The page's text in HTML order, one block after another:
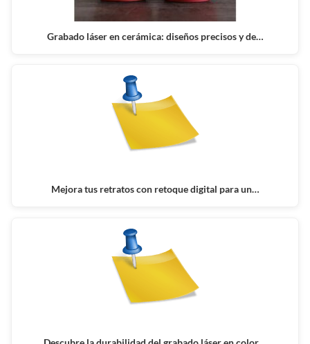
Grabado láser en cerámica: diseños precisos y de…
Mejora tus retratos con retoque digital para un…